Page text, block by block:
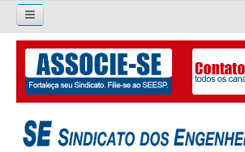
Pesquisar...
O SINDICATO
APRESENTAÇÃO